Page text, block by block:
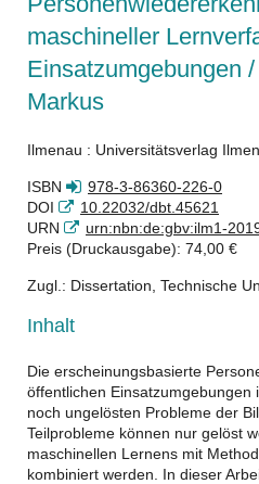
maschineller
Einsatzumgebungen
Markus
Ilmenau : Universitätsverlag
ISBN
978-3-86360-226-0
DOI
10.22032/dbt.45621
URN
urn:nbn:de:gbv:ilm1-
Preis (Druckausgabe): 74,00 €
Zugl.: Dissertation, Technische
Inhalt
Die erscheinungsbasierte
öffentlichen Einsatzumgebungen
noch ungelösten Probleme der
Teilprobleme können nur gelöst
maschinellen Lernens mit
kombiniert werden. In dieser